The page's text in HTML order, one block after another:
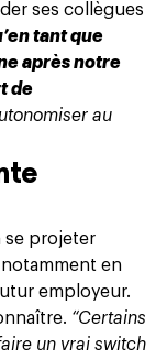
ses collègues
tant que
après notre
de
au
se projeter
en
employeur.
“Certains
un vrai switch